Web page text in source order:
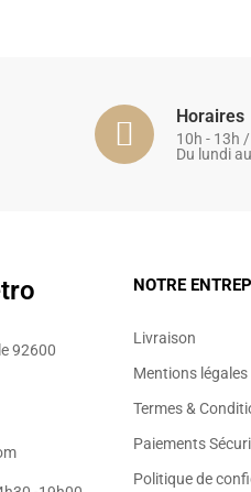
Horaires
10h - 13h
Du lundi
92600
NOTRE
Livraison
Mentions légales
Termes &
Paiements
Politique de